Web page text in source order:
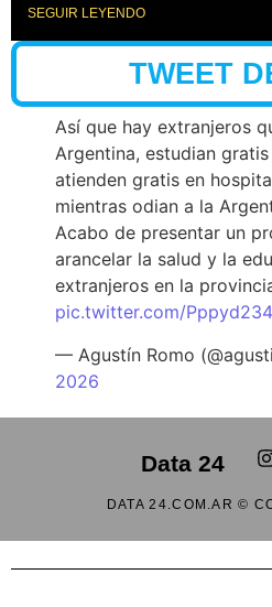
SEGUIR LEYENDO
TWEET
Así que hay extranjeros
Argentina, estudian
atienden gratis en
mientras odian a la
Acabo de presentar un
arancelar la salud y la
extranjeros en la
pic.twitter.com/
— Agustín Romo
2026
Data 24
DATA 24.COM.AR ©